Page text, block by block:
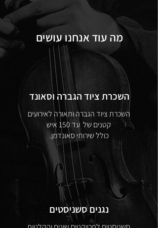
מה עוד אנחנו עושים
השכרת ציוד הגברה וסאונד
השכרת ציוד הגברה ותאורה לאירועים
קטנים של עד 150 איש
.כולל שירותי סאונדמן
נגנים סשניסטים